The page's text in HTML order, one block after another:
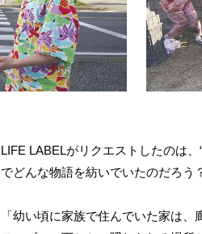
LIFE LABELがリクエストしたのは
でどんな物語を紡いでいたのだろう
「幼い頃に家族で住んでいた家は